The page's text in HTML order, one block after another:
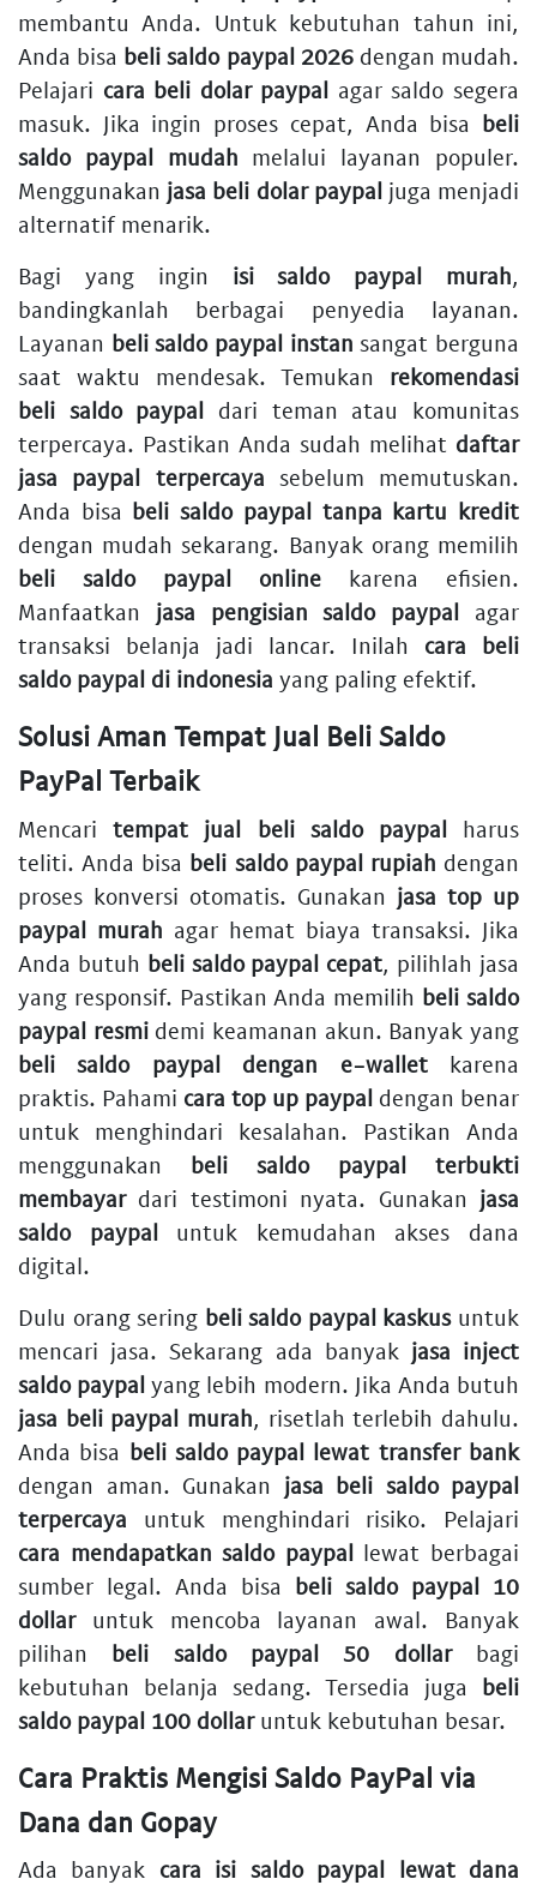
membantu Anda. Untuk kebutuhan tahun ini,
Anda bisa beli saldo paypal 2026dengan mudah.
Pelajari cara beli dolar paypal agar saldo segera
masuk. Jika ingin proses cepat, Anda bisa beli
saldo paypal mudah melalui layanan populer.
Menggunakan jasa beli dolar paypaljuga menjadi
alternatif menarik.
Bagi yang ingin isi saldo paypal murah,
bandingkanlah berbagai penyedia layanan.
Layanan beli saldo paypal instan sangat berguna
saat waktu mendesak. Temukan rekomendasi
beli saldo paypal dari teman atau komunitas
terpercaya. Pastikan Anda sudah melihat daftar
jasa paypal terpercaya sebelum memutuskan.
Anda bisa beli saldo paypal tanpa kartu kredit
dengan mudah sekarang. Banyak orang memilih
beli saldo paypal online karena efisien.
Manfaatkan jasa pengisian saldo paypal agar
transaksi belanja jadi lancar. Inilah cara beli
saldo paypal di indonesia yang paling efektif.
Solusi Aman Tempat Jual Beli Saldo
PayPal Terbaik
Mencaritempat jual beli saldo paypalharus
teliti. Anda bisa beli saldo paypal rupiah dengan
proses konversi otomatis. Gunakan jasa top up
paypal murah agar hemat biaya transaksi. Jika
Anda butuh beli saldo paypal cepat, pilihlah jasa
yang responsif. Pastikan Anda memilih beli saldo
paypal resmidemi keamanan akun. Banyak yang
beli saldo paypal dengan e-walletkarena
praktis. Pahami cara top up paypal dengan benar
untuk menghindari kesalahan. Pastikan Anda
menggunakan beli saldo paypal terbukti
membayardari testimoni nyata. Gunakan jasa
saldo paypaluntuk kemudahan akses dana
digital.
Dulu orang sering beli saldo paypal kaskusuntuk
mencari jasa. Sekarang ada banyak jasa inject
saldo paypal yang lebih modern. Jika Anda butuh
jasa beli paypal murah, risetlah terlebih dahulu.
Anda bisa beli saldo paypal lewat transfer bank
dengan aman. Gunakan jasa beli saldo paypal
terpercaya untuk menghindari risiko. Pelajari
cara mendapatkan saldo paypallewat berbagai
sumber legal. Anda bisa beli saldo paypal 10
dollaruntuk mencoba layanan awal. Banyak
pilihan beli saldo paypal 50 dollarbagi
kebutuhan belanja sedang. Tersedia juga beli
saldo paypal 100 dollaruntuk kebutuhan besar.
Cara Praktis Mengisi Saldo PayPal via
Dana dan Gopay
Ada banyak cara isi saldo paypal lewat dana